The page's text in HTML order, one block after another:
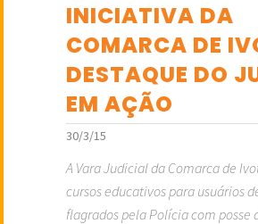
INICIATIVA DA
COMARCA DE
DESTAQUE DO
EM AÇÃO
30/3/15
A Vara Judicial da Comarca de
cursos educativos para usuários
flagrados pela Polícia com posse